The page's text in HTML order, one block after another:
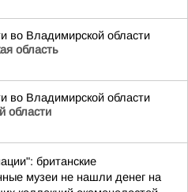
во Владимирской области
область
во Владимирской области
области
британские
музеи не нашли денег на